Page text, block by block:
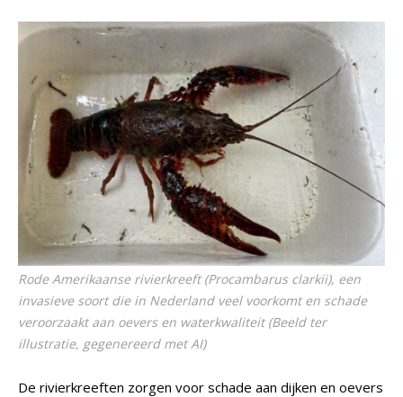
Rode Amerikaanse rivierkreeft (Procambarus clarkii), een
invasieve soort die in Nederland veel voorkomt en schade
veroorzaakt aan oevers en waterkwaliteit (Beeld ter
illustratie, gegenereerd met AI)
De rivierkreeften zorgen voor schade aan dijken en oevers